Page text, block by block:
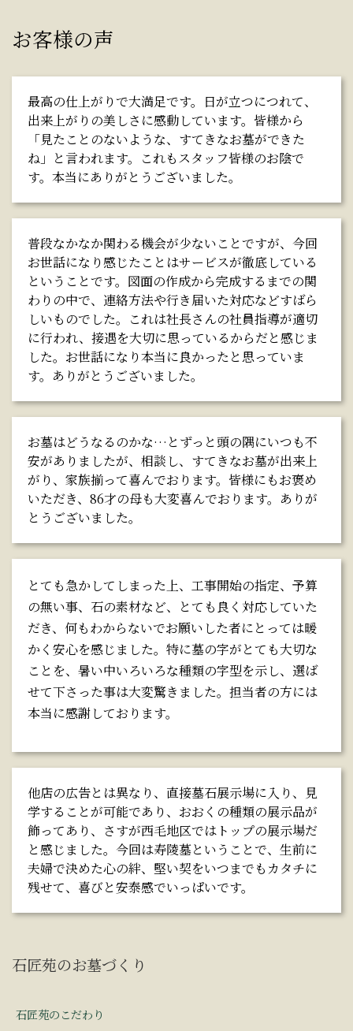
お客様の声
最高の仕上がりで大満足です。日が立つにつれて、
出来上がりの美しさに感動しています。皆様から
「見たことのないような、すてきなお墓ができた
ね」と言われます。これもスタッフ皆様のお陰で
す。本当にありがとうございました。
普段なかなか関わる機会が少ないことですが、今回
お世話になり感じたことはサービスが徹底している
ということです。図面の作成から完成するまでの関
わりの中で、連絡方法や行き届いた対応などすばら
しいものでした。これは社長さんの社員指導が適切
に行われ、接遇を大切に思っているからだと感じま
した。お世話になり本当に良かったと思っていま
す。ありがとうございました。
お墓はどうなるのかな…とずっと頭の隅にいつも不
安がありましたが、相談し、すてきなお墓が出来上
がり、家族揃って喜んでおります。皆様にもお褒め
いただき、86才の母も大変喜んでおります。ありが
とうございました。
とても急かしてしまった上、工事開始の指定、予算
の無い事、石の素材など、とても良く対応していた
だき、何もわからないでお願いした者にとっては暖
かく安心を感じました。特に墓の字がとても大切な
ことを、暑い中いろいろな種類の字型を示し、選ば
せて下さった事は大変驚きました。担当者の方には
本当に感謝しております。
他店の広告とは異なり、直接墓石展示場に入り、見
学することが可能であり、おおくの種類の展示品が
飾ってあり、さすが西毛地区ではトップの展示場だ
と感じました。今回は寿陵墓ということで、生前に
夫婦で決めた心の絆、堅い契をいつまでもカタチに
残せて、喜びと安泰感でいっぱいです。
石匠苑のお墓づくり
石匠苑のこだわり